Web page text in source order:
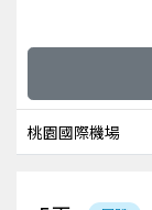
桃園國際機場